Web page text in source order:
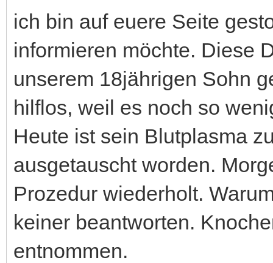
ich bin auf euere Seite
informieren möchte. Diese
unserem 18jährigen Sohn
hilflos, weil es noch so
Heute ist sein Blutplasma
ausgetauscht worden.
Prozedur wiederholt.
keiner beantworten.
entnommen.